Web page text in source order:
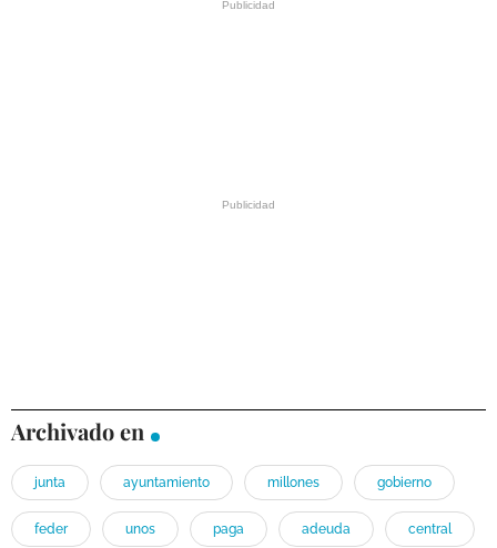
Archivado en
junta ayuntamiento millones gobierno
feder unos paga adeuda central